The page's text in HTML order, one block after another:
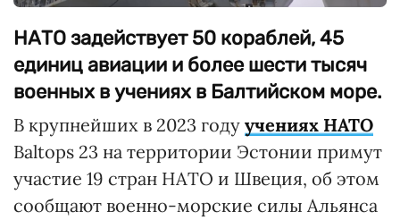
НАТО задействует 50 кораблей, 45
единиц авиации и более шести тысяч
военных в учениях в Балтийском море.
В крупнейших в 2023 году учениях НАТО
Baltops 23 на территории Эстонии примут
участие 19 стран НАТО и Швеция, об этом
сообщают военно-морские силы Альянса